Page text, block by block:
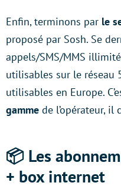
Enfin, terminons par le
proposé par Sosh. Se
appels/SMS/MMS
utilisables sur le réseau
utilisables en Europe.
gamme de l’opérateur, il
📦 Les
+ box internet